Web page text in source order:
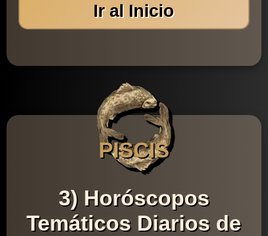
Ir al Inicio
PISCIS
3) Horóscopos
Temáticos Diarios de